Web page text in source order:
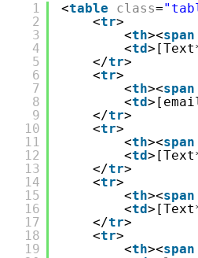
1
2
3
4
5
6
7
8
9
10
11
12
13
14
15
16
17
18
19
<table class=
<tr>
<th><span
<td
</tr>
<tr>
<th><span
<td
</tr>
<tr>
<th><span
<td
</tr>
<tr>
<th><span
<td
</tr>
<tr>
<th><span